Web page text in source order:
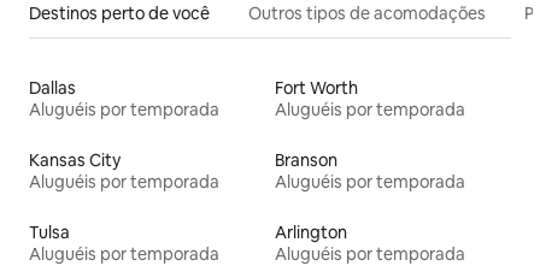
Destinos perto de você Outros tipos de acomodações
Dallas
Aluguéis por temporada
Fort Worth
Aluguéis por temporada
Kansas City
Aluguéis por temporada
Branson
Aluguéis por temporada
Tulsa
Aluguéis por temporada
Arlington
Aluguéis por temporada